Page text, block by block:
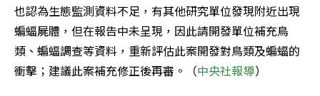
也認為生態監測資料不足，有其他研究單位發現附近出現
蝙蝠屍體，但在報告中未呈現，因此請開發單位補充鳥
類、蝙蝠調查等資料，重新評估此案開發對鳥類及蝙蝠的
衝擊；建議此案補充修正後再審。（中央社報導）